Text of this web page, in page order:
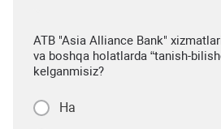
ATB "Asia Alliance Bank"
va boshqa holatlarda “tanish-
kelganmisiz?
Ha